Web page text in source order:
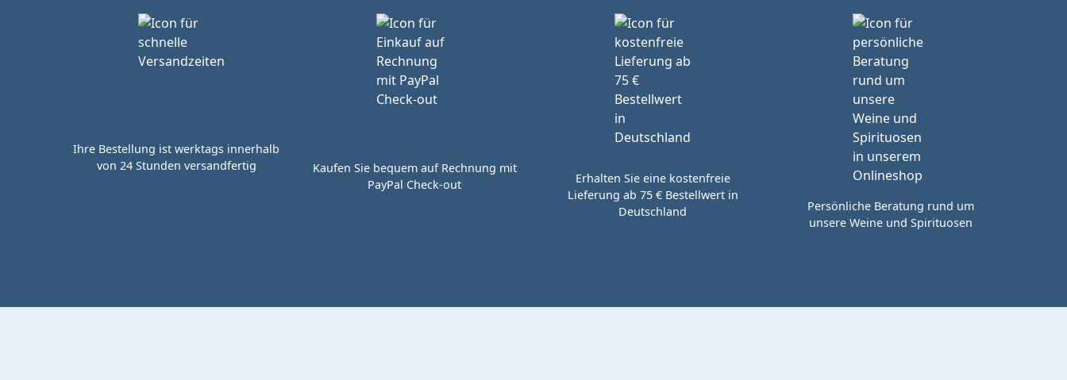
Ihre Bestellung ist werktags innerhalb
von 24 Stunden versandfertig
Kaufen Sie bequem auf Rechnung mit
PayPal Check-out
Erhalten Sie eine kostenfreie
Lieferung ab 75 € Bestellwert in
Deutschland
Persönliche Beratung rund um
unsere Weine und Spirituosen